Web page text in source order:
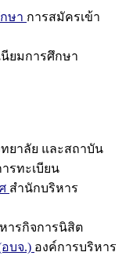
ษา การสมัครเข้า
นียมการศึกษา
ยาลัย และสถาบัน
รทะเบียน
สำนักบริหาร
ารกิจการนิสิต
บจ.) องค์การบริหาร